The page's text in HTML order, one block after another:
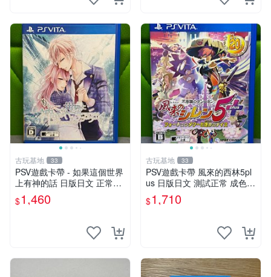
古玩基地 33
PSV遊戲卡帶 - 如果這個世界
上有神的話 日版日文 正常可
玩 神秘成色參考圖 售後不退
如果這是你想找的游戲 請先
$1,460
古玩基地 33
PSV遊戲卡帶 風來的西林5pl
us 日版日文 測試正常 成色如
圖 買家自負 風來的西林5plus
PSV 日版
$1,710